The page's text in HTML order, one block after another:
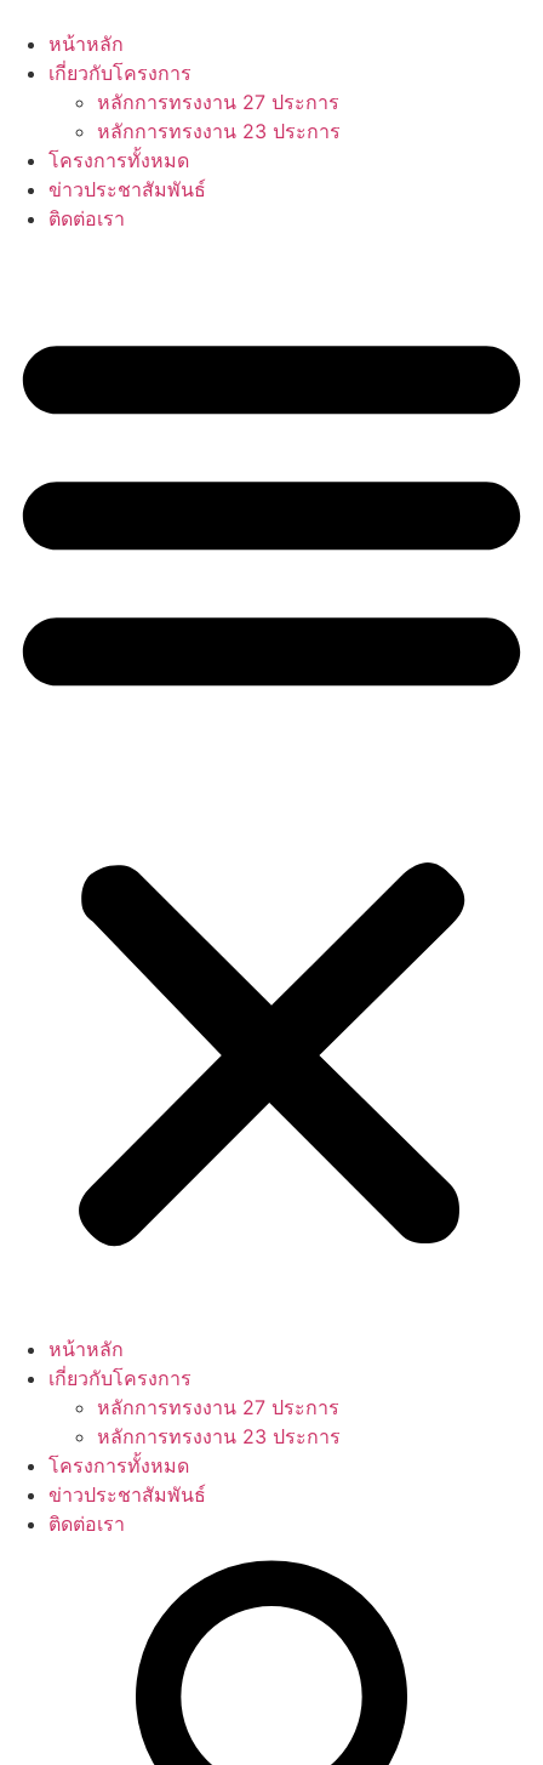
หน้าหลัก
เกี่ยวกับโครงการ
หลักการทรงงาน 27 ประการ
หลักการทรงงาน 23 ประการ
โครงการทั้งหมด
ข่าวประชาสัมพันธ์
ติดต่อเรา
หน้าหลัก
เกี่ยวกับโครงการ
หลักการทรงงาน 27 ประการ
หลักการทรงงาน 23 ประการ
โครงการทั้งหมด
ข่าวประชาสัมพันธ์
ติดต่อเรา